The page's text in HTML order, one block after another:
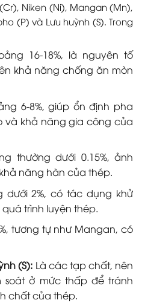
Niken (Ni), Mangan (Mn),
(P) và Lưu huỳnh (S). Trong
16-18%, là nguyên tố
khả năng chống ăn mòn
6-8%, giúp ổn định pha
và khả năng gia công của
thường dưới 0.15%, ảnh
năng hàn của thép.
dưới 2%, có tác dụng khử
trình luyện thép.
tương tự như Mangan, có
(S): Là các tạp chất, nên
soát ở mức thấp để tránh
chất của thép.